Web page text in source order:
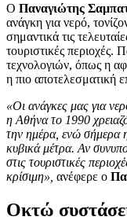
Ο Παναγιώτης
ανάγκη για νερό,
σημαντικά τις
τουριστικές περιοχές.
τεχνολογιών, όπως η
η πιο αποτελεσματική
«Οι ανάγκες μας για
η Αθήνα το 1990
την ημέρα, ενώ σήμερα
κυβικά μέτρα. Αν
στις τουριστικές
κρίσιμη», ανέφερε ο
Οκτώ